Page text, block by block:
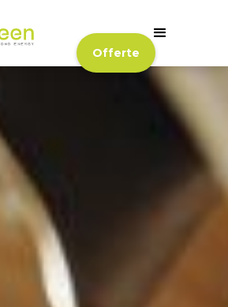
Offerte